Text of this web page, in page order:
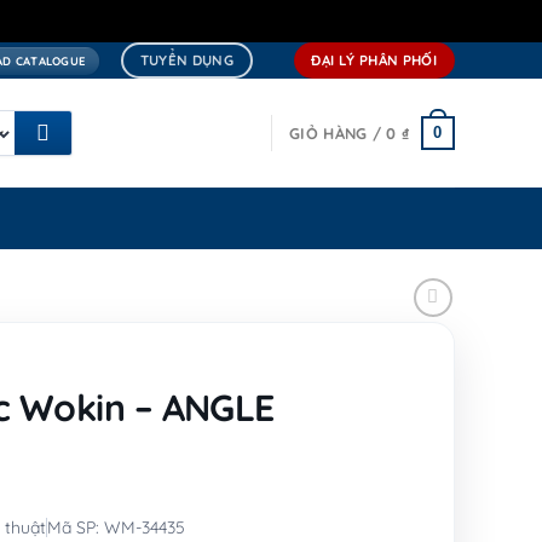
CATALOGUE TUYỂN DỤNG ĐẠI LÝ PHÂN PHỐI
GIỎ HÀNG /0 ₫ 0
– ANGLE
thuậtMã SP: WM-34435